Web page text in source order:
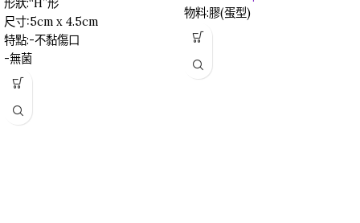
形狀:“H”形
尺寸:5cm x 4.5cm
特點:-不黏傷口
-無菌
-吸水力強
物料:膠(蛋型)